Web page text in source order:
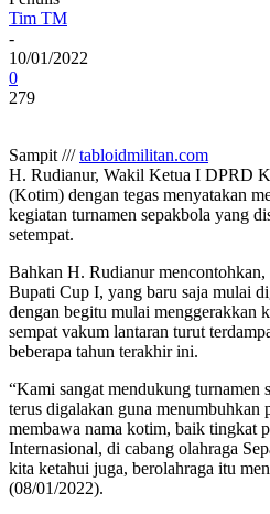
Tim TM
-
10/01/2022
0
279
Sampit ///tabloidmilitan.com
H. Rudianur, Wakil Ketua I DPRD
(Kotim) dengan tegas menyatakan
kegiatan turnamen sepakbola yang
setempat.
Bahkan H. Rudianur
Bupati Cup I, yang baru saja mulai
dengan begitu mulai menggerakkan
sempat vakum lantaran turut
beberapa tahun terakhir ini.
“Kami sangat mendukung turnamen
terus digalakan guna menumbuhkan
membawa nama kotim, baik tingkat
Internasional, di cabang olahraga
kita ketahui juga, berolahraga itu
(08/01/2022).